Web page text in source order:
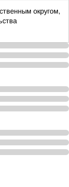
округом,